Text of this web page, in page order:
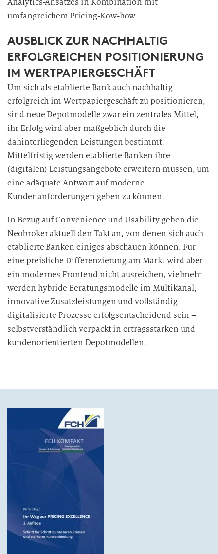
Analytics-Ansatzes in Kombination mit
umfangreichem Pricing-Kow-how.
AUSBLICK ZUR NACHHALTIG
ERFOLGREICHEN POSITIONIERUNG
IM WERTPAPIERGESCHÄFT
Um sich als etablierte Bank auch nachhaltig
erfolgreich im Wertpapiergeschäft zu positionieren,
sind neue Depotmodelle zwar ein zentrales Mittel,
ihr Erfolg wird aber maßgeblich durch die
dahinterliegenden Leistungen bestimmt.
Mittelfristig werden etablierte Banken ihre
(digitalen) Leistungsangebote erweitern müssen, um
eine adäquate Antwort auf moderne
Kundenanforderungen geben zu können.
In Bezug auf Convenience und Usability geben die
Neobroker aktuell den Takt an, von denen sich auch
etablierte Banken einiges abschauen können. Für
eine preisliche Differenzierung am Markt wird aber
ein modernes Frontend nicht ausreichen, vielmehr
werden hybride Beratungsmodelle im Multikanal,
innovative Zusatzleistungen und vollständig
digitalisierte Prozesse erfolgsentscheidend sein –
selbstverständlich verpackt in ertragsstarken und
kundenorientierten Depotmodellen.